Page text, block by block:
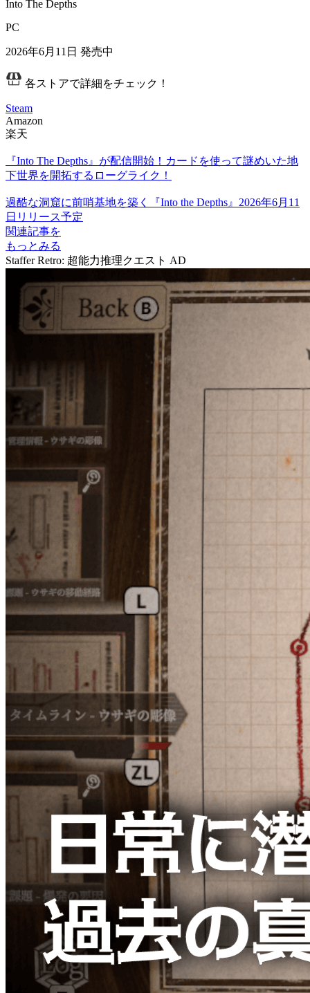
Into The Depths
PC
2026年6月11日 発売中
各ストアで詳細をチェック！
Steam
Amazon
楽天
『Into The Depths』が配信開始！カードを使って謎めいた地
下世界を開拓するローグライク！
過酷な洞窟に前哨基地を築く『Into the Depths』2026年6月11
日リリース予定
関連記事を
もっとみる
Staffer Retro: 超能力推理クエスト AD